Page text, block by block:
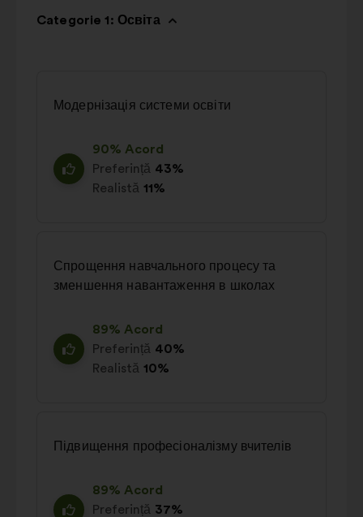
Categorie 1: Освіта
Модернізація системи освіти
90% Acord
Preferință 43%
Realistă 11%
Спрощення навчального процесу та
зменшення навантаження в школах
89% Acord
Preferință 40%
Realistă 10%
Підвищення професіоналізму вчителів
89% Acord
Preferință 37%